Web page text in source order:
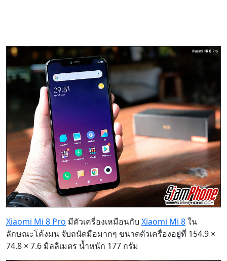
Xiaomi Mi 8 Pro มีตัวเครื่องเหมือนกับ Xiaomi Mi 8ใน
ลักษณะโค้งมน จับถนัดมือมากๆ ขนาดตัวเครื่องอยู่ที่ 154.9 ×
74.8 × 7.6 มิลลิเมตร น้ำหนัก 177 กรัม